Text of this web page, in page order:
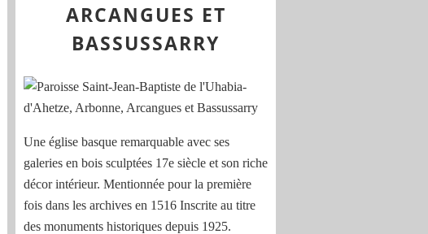
ARCANGUES ET
BASSUSSARRY
Une église basque remarquable avec ses
galeries en bois sculptées 17e siècle et son riche
décor intérieur. Mentionnée pour la première
fois dans les archives en 1516 Inscrite au titre
des monuments historiques depuis 1925.